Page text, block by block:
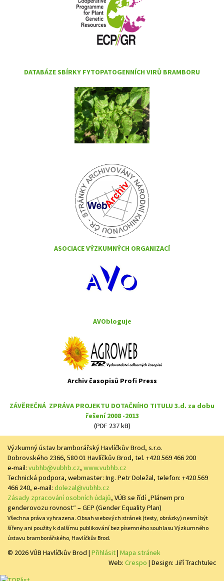
DATABÁZE SBÍRKY FYTOPATOGENNÍCH VIRŮ BRAMBORU
ASOCIACE VÝZKUMNÝCH ORGANIZACÍ
AVObloguje
Archiv časopisů Profi Press
ZÁVĚREČNÁ ZPRÁVA PROJEKTU DOTAČNÍHO TITULU 3.d. za dobu
řešení 2008 -2013
(PDF 237 kB)
Výzkumný ústav bramborářský Havlíčkův Brod, s.r.o.
Dobrovského 2366, 580 01 Havlíčkův Brod, tel. +420 569 466 200
e-mail: vubhb@vubhb.cz, www.vubhb.cz
Technická podpora, webmaster: Ing. Petr Doležal, telefon: +420 569
466 240, e-mail: dolezal@vubhb.cz
Zásady zpracování osobních údajů, VÚB se řídí „Plánem pro
genderovozu rovnost“ – GEP (Gender Equality Plan)
Všechna práva vyhrazena. Obsah webových stránek (texty, obrázky) nesmí být
šířeny ani použity k dalšímu publikování bez písemného souhlasu Výzkumného
ústavu bramborářského, Havlíčkův Brod.
© 2026 VÚB Havlíčkův Brod | Přihlásit| Mapa stránek
Web: Crespo | Design: Jiří Trachtulec